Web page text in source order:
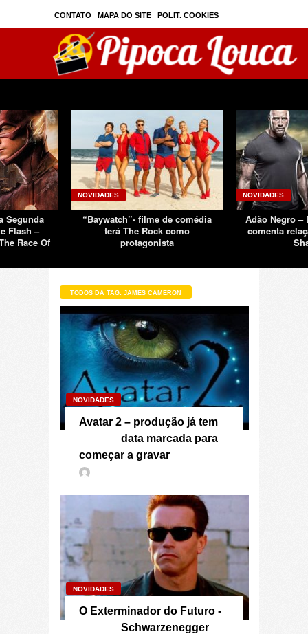
CONTATO MAPA DO SITE POLIT. COOKIES
PRIVAC./SEGURANÇA
Segunda
Flash –
Race Of
NOVIDADES
“Baywatch”- filme de comédia
terá The Rock como
protagonista
NOVIDADES
Adão Negro –
comenta
TODOS DA TAG: JAMES CAMERON
NOVIDADES
Avatar 2 – produção já tem
data marcada para
começar a gravar
NOVIDADES
O Exterminador do Futuro -
Schwarzenegger